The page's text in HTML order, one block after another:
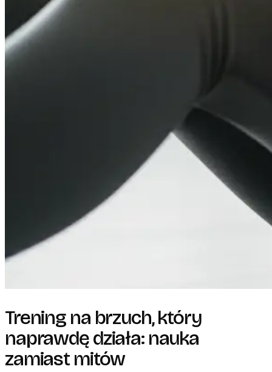
Trening na brzuch, który
naprawdę działa: nauka
zamiast mitów